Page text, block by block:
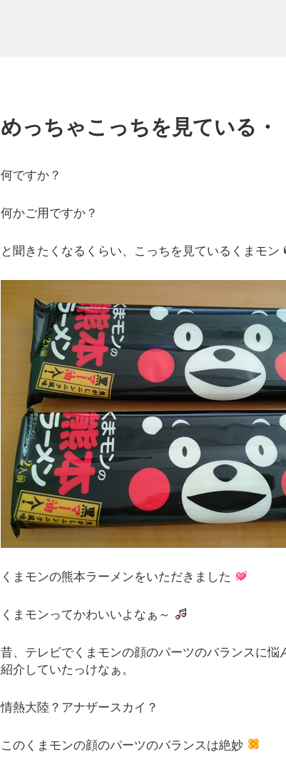
めっちゃこっちを見ている・
何ですか？
何かご用ですか？
と聞きたくなるくらい、こっちを見ているくまモン
くまモンの熊本ラーメンをいただきました
くまモンってかわいいよなぁ～
昔、テレビでくまモンの顔のパーツのバランスに
紹介していたっけなぁ。
情熱大陸？アナザースカイ？
このくまモンの顔のパーツのバランスは絶妙